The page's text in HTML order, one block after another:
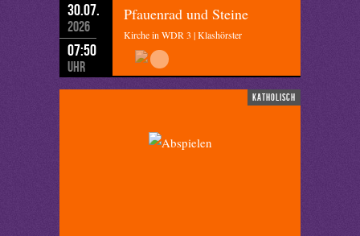
30.07.
2026
07:50
Uhr
Pfauenrad und Steine
Kirche in WDR 3 | Klashörster
katholisch